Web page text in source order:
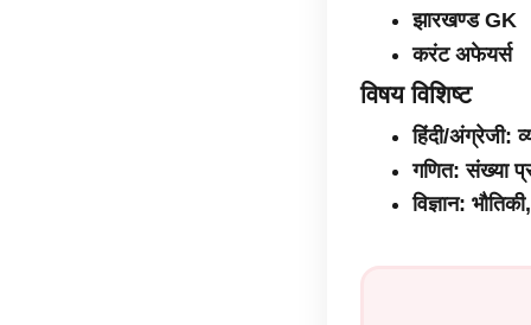
झारखण्ड GK
करंट अफेयर्स
विषय विशिष्ट
हिंदी/अंग्रेजी:
गणित: संख्या
विज्ञान: